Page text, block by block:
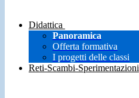
Didattica
Panoramica
Offerta formativa
I progetti delle classi
Reti-Scambi-Sperimentazioni